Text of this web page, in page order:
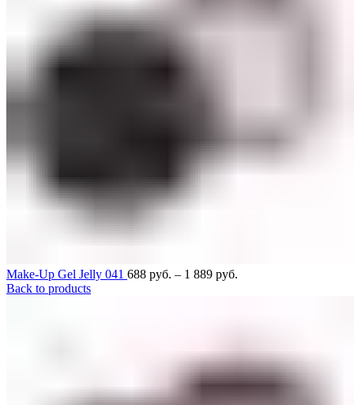
Make-Up Gel Jelly 041 688 руб. – 1 889 руб.
Back to products